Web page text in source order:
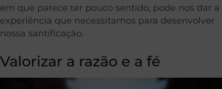
em que parece ter pouco sentido, pode nos dar a
experiência que necessitamos para desenvolver
nossa santificação.
Valorizar a razão e a fé